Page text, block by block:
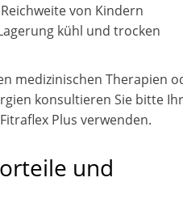
von Kindern
kühl und trocken
medizinischen Therapien
konsultieren Sie bitte
Plus verwenden.
und